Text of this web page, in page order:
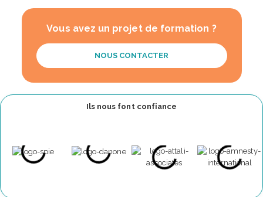
Vous avez un projet de formation ?
NOUS CONTACTER
Ils nous font confiance